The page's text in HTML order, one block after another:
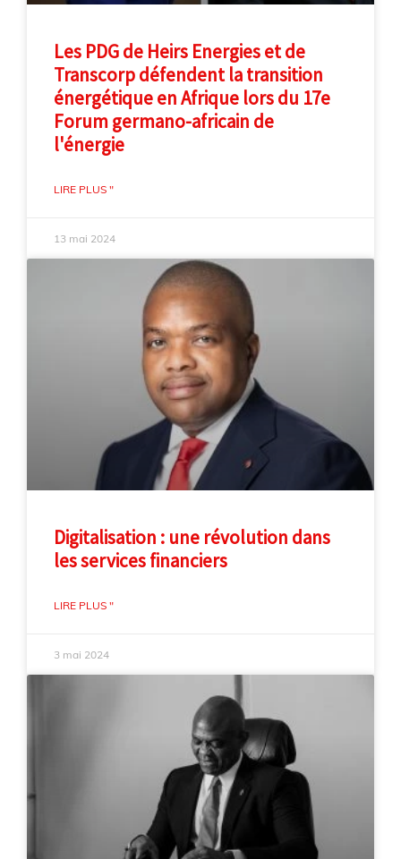
Les PDG de Heirs Energies et de
Transcorp défendent la transition
énergétique en Afrique lors du 17e
Forum germano-africain de
l'énergie
LIRE PLUS "
13 mai 2024
Digitalisation : une révolution dans
les services financiers
LIRE PLUS "
3 mai 2024